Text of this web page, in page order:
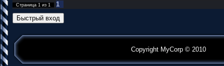
Страница 1 из 1 1
Copyright MyCorp © 2010